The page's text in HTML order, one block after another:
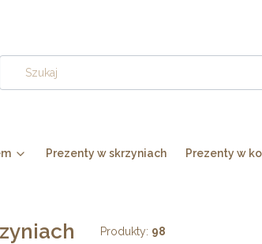
Prezenty w skrzyniach Prezenty w
Produkty: 98